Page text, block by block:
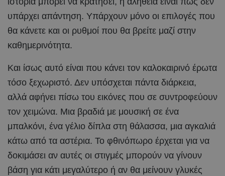
υπάρχει απάντηση. Υπάρχουν μόνο οι επιλογές που
θα κάνετε και οι ρυθμοί που θα βρείτε μαζί στην
καθημερινότητα.
Και ίσως αυτό είναι που κάνει τον καλοκαιρινό έρωτα
τόσο ξεχωριστό. Δεν υπόσχεται πάντα διάρκεια,
αλλά αφήνει πίσω του εικόνες που σε συντροφεύουν
τον χειμώνα. Μια βραδιά με μουσική σε ένα
μπαλκόνι, ένα γέλιο δίπλα στη θάλασσα, μια αγκαλιά
κάτω από τα αστέρια. Το φθινόπωρο έρχεται για να
δοκιμάσει αν αυτές οι στιγμές μπορούν να γίνουν
βάση για κάτι μεγαλύτερο ή αν θα μείνουν γλυκές